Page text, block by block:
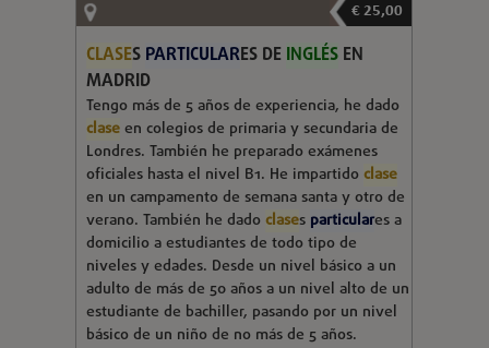
€ 25,00
CLASES PARTICULARES DE INGLÉSEN
MADRID
Tengo más de 5 años de experiencia, he dado
claseen colegios de primaria y secundaria de
Londres. También he preparado exámenes
oficiales hasta el nivel B1. He impartidoclase
en un campamento de semana santa y otro de
verano. También he dadoclases particulares a
domicilio a estudiantes de todo tipo de
niveles y edades. Desde un nivel básico a un
adulto de más de 50 años a un nivel alto de un
estudiante de bachiller, pasando por un nivel
básico de un niño de no más de 5 años.